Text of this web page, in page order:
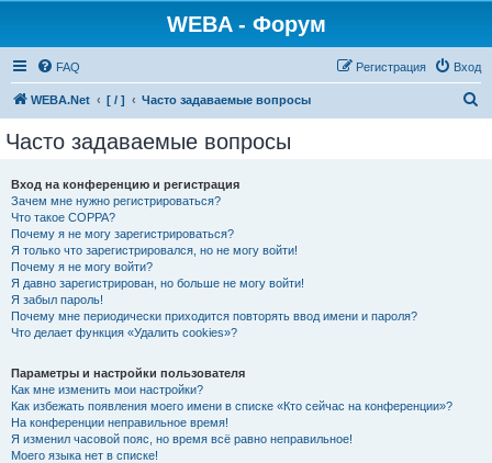
WEBA - Форум
FAQ Вход
Регистрация
WEBA.Net [ / ] Часто задаваемые вопросы
Часто задаваемые вопросы
Вход на конференцию и регистрация
Зачем мне нужно регистрироваться?
Что такое COPPA?
Почему я не могу зарегистрироваться?
Я только что зарегистрировался, но не могу войти!
Почему я не могу войти?
Я давно зарегистрирован, но больше не могу войти!
Я забыл пароль!
Почему мне периодически приходится повторять ввод имени и пароля?
Что делает функция «Удалить cookies»?
Параметры и настройки пользователя
Как мне изменить мои настройки?
Как избежать появления моего имени в списке «Кто сейчас на конференции»?
На конференции неправильное время!
Я изменил часовой пояс, но время всё равно неправильное!
Моего языка нет в списке!